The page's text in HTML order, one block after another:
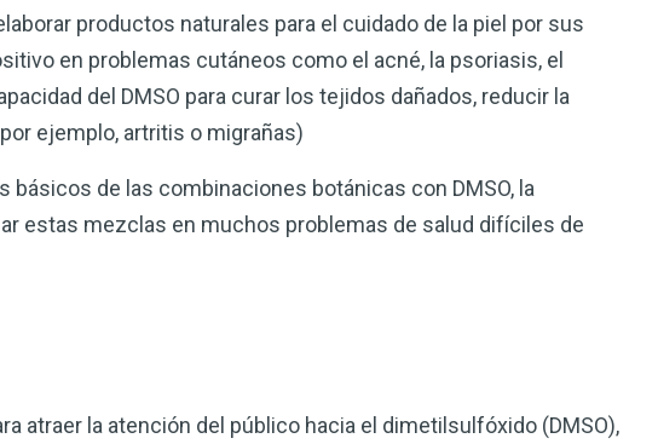
productos naturales para el cuidado de la piel por sus
en problemas cutáneos como el acné, la psoriasis, el
del DMSO para curar los tejidos dañados, reducir la
ejemplo, artritis o migrañas)
de las combinaciones botánicas con DMSO, la
estas mezclas en muchos problemas de salud difíciles de
atraer la atención del público hacia el dimetilsulfóxido (DMSO),